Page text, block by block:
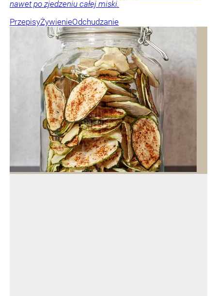
nawet po zjedzeniu całej miski.
PrzepisyŻywienieOdchudzanie